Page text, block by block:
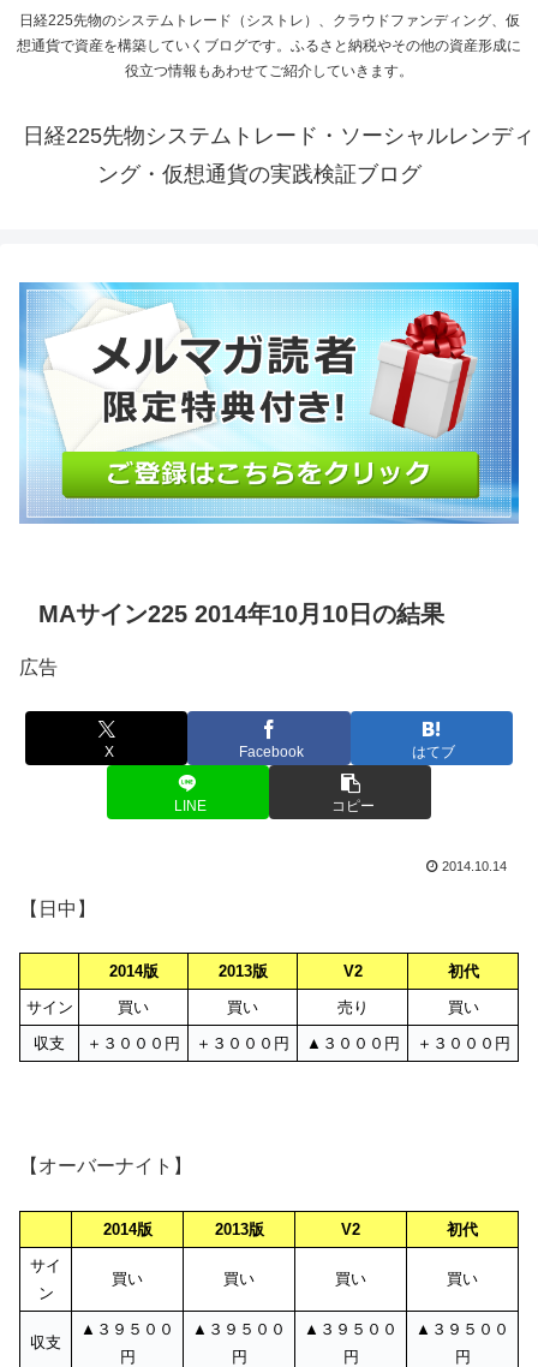
日経225先物のシステムトレード（シストレ）、クラウドファンディング、仮
想通貨で資産を構築していくブログです。ふるさと納税やその他の資産形成に
役立つ情報もあわせてご紹介していきます。
日経225先物システムトレード・ソーシャルレンディ
ング・仮想通貨の実践検証ブログ
MAサイン225 2014年10月10日の結果
広告
X Facebook はてブ
LINE コピー
2014.10.14
【日中】
2014版 2013版 V2
初代
サイン
買い 買い 売り
買い
収支
＋３０００円 ＋３０００円 ▲３０００円 ＋３０００円
【オーバーナイト】
2014版 2013版 V2
初代
サイ
ン
買い 買い 買い 買い
収支
▲３９５００
円
▲３９５００
円
▲３９５００
円
▲３９５００
円